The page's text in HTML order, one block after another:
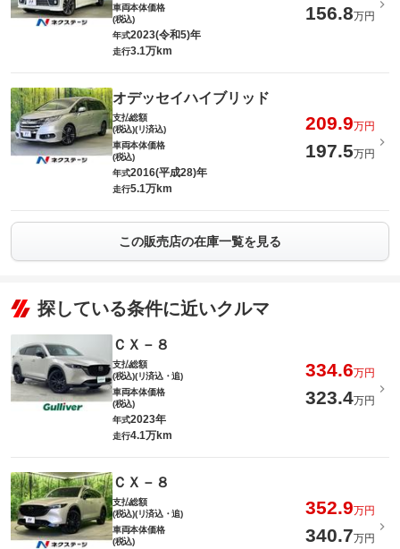
車両本体価格
(税込)
156.8万円
年式2023(令和5)年
走行3.1万km
オデッセイハイブリッド
支払総額
(税込)(リ済込)
209.9万円
車両本体価格
(税込)
197.5万円
年式2016(平成28)年
走行5.1万km
この販売店の在庫一覧を見る
探している条件に近いクルマ
ＣＸ－８
支払総額
(税込)(リ済込・追)
334.6万円
車両本体価格
(税込)
323.4万円
年式2023年
走行4.1万km
ＣＸ－８
支払総額
(税込)(リ済込・追)
352.9万円
車両本体価格
(税込)
340.7万円